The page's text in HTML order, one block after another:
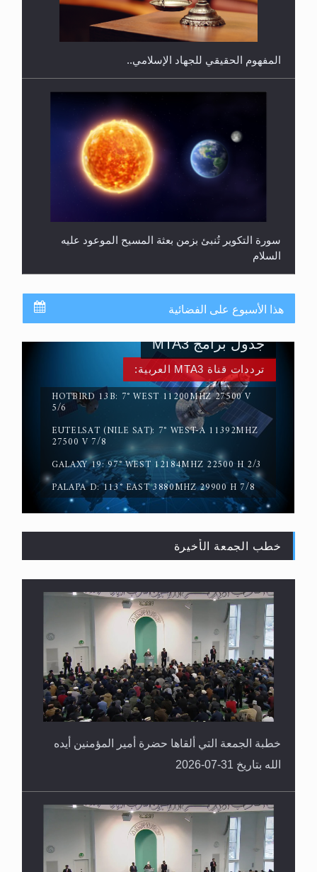
المحجبات؟
المفهوم الحقيقي للجهاد الإسلامي..
سورة التكوير تُنبئ بزمن بعثة المسيح الموعود عليه
السلام
حقيقة المسيح الدجال
القرآن قاضٍ وحكمٌ على السنة ومهيمنٌ عليها.. ليس
العكس
هذا الأسبوع على الفضائية
ترددات قناة MTA3 العربية:
HOTBIRD 13B: 7° WEST 11200MHZ 27500 V
5/6
EUTELSAT (NILE SAT): 7° WEST-A 11392MHZ
27500 V 7/8
GALAXY 19: 97° WEST 12184MHZ 22500 H 2/3
PALAPA D: 113° EAST 3880MHZ 29900 H 7/8
جدول برامج MTA3
خطب الجمعة الأخيرة
خطبة الجمعة التي ألقاها حضرة أمير المؤمنين أيده
الله بتاريخ 31-07-2026